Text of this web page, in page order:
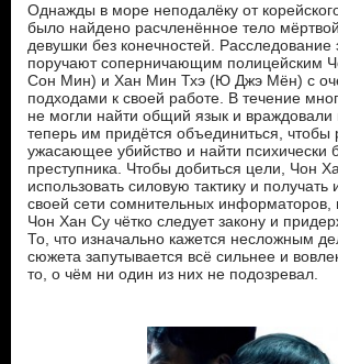
Однажды в море неподалёку от
было найдено расчленённое тело
девушки без конечностей. Расследование
поручают соперничающим полицейским
Сон Мин) и Хан Мин Тхэ (Ю Джэ Мён) с
подходами к своей работе. В течение
не могли найти общий язык и
теперь им придётся объединиться, чтобы
ужасающее убийство и найти психически
преступника. Чтобы добиться цели, Чон
использовать силовую тактику и
своей сети сомнительных информаторов,
Чон Хан Су чётко следует закону и
То, что изначально кажется несложным
сюжета запутывается всё сильнее и
то, о чём ни один из них не подозревал.